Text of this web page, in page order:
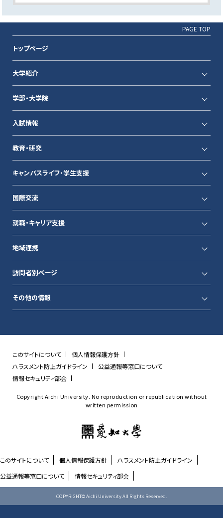
PAGE TOP
トップページ
大学紹介
学部・大学院
入試情報
教育・研究
キャンパスライフ・学生支援
国際交流
就職・キャリア支援
地域連携
訪問者別ページ
その他の情報
このサイトについて
個人情報保護方針
ハラスメント防止ガイドライン
公益通報等窓口について
情報セキュリティ部会
Copyright Aichi University. No reproduction or republication without
written permission
このサイトについて 個人情報保護方針
ハラスメント防止ガイドライン
公益通報等窓口について
情報セキュリティ部会
COPYRIGHT© Aichi University All Rights Reserved.